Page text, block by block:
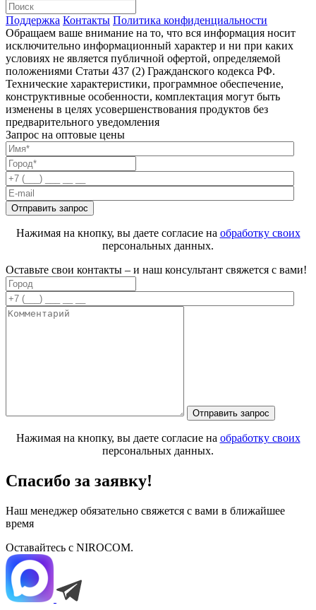
Поддержка Контакты Политика конфиденциальности
Обращаем ваше внимание на то, что вся информация носит
исключительно информационный характер и ни при каких
условиях не является публичной офертой, определяемой
положениями Статьи 437 (2) Гражданского кодекса РФ.
Технические характеристики, программное обеспечение,
конструктивные особенности, комплектация могут быть
изменены в целях усовершенствования продуктов без
предварительного уведомления
Запрос на оптовые цены
Нажимая на кнопку, вы даете согласие на обработку своих
персональных данных.
Оставьте свои контакты – и наш консультант свяжется с вами!
Нажимая на кнопку, вы даете согласие на обработку своих
персональных данных.
Спасибо за заявку!
Наш менеджер обязательно свяжется с вами в ближайшее
время
Оставайтесь с NIROCOM.